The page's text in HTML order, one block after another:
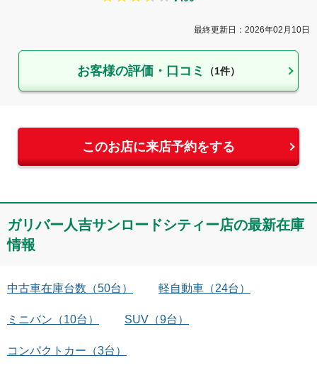
最終更新日： 2026年02月10日
お客様の評価・口コミ （1件）
このお店に来店予約をする
ガリバー人吉サンロードシティー店の最新在庫
情報
中古車在庫台数 （50台） 軽自動車 （24台）
ミニバン （10台） SUV （9台）
コンパクトカー （3台）